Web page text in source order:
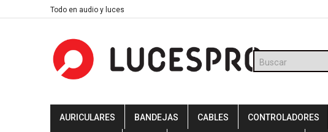
to
Todo en audio y luces
Búsqueda
de
productos
AURICULARES BANDEJAS CABLES CONTROLADORES